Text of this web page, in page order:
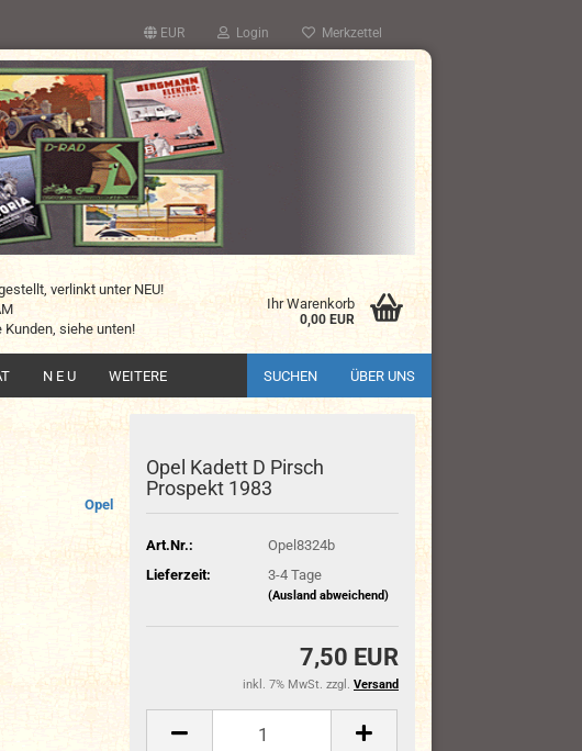
EUR Login Merkzettel
verlinkt unter NEU!
siehe unten!
Ihr Warenkorb
0,00 EUR
N E U SUCHEN ÜBER UNS
WEITERE
Opel
Opel Kadett D Pirsch
Prospekt 1983
Art.Nr.:
Opel8324b
Lieferzeit:
3-4 Tage
(Ausland abweichend)
7,50 EUR
inkl. 7% MwSt. zzgl. Versand